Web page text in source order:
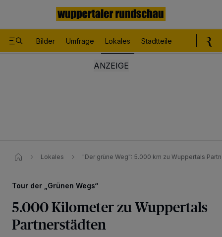
Bilder Umfrage Lokales Stadtteile
Lokales "Der grüne Weg": 5.000 km zu Wuppertals
Tour der „Grünen Wegs“
5.000 Kilometer zu Wuppertals
Partnerstädten